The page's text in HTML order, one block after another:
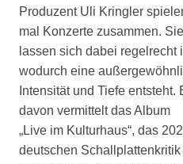
Produzent Uli Kringler
mal Konzerte zusammen. Sie
lassen sich dabei regelrecht
wodurch eine
Intensität und Tiefe
davon vermittelt das Album
„Live im Kulturhaus“, das
deutschen Schallplattenkritik